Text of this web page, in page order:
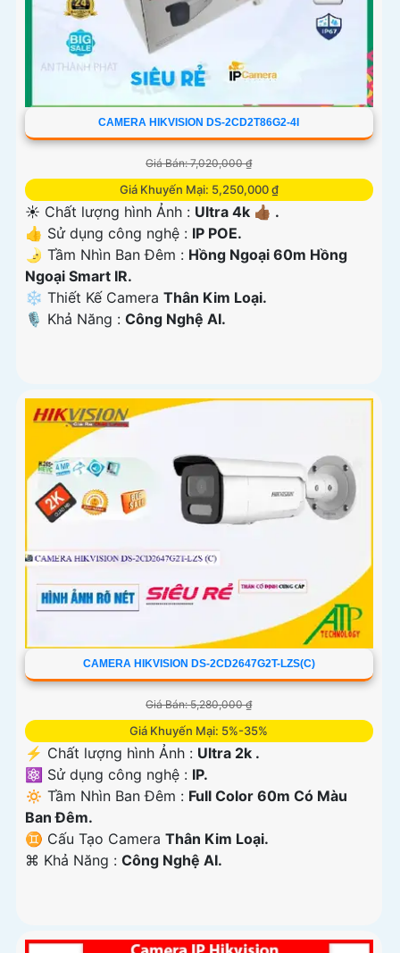
CAMERA HIKVISION DS-2CD2T86G2-4I
Giá Bán: 7,020,000 ₫
Giá Khuyến Mại: 5,250,000 ₫
☀️ Chất lượng hình Ảnh : Ultra 4k 👍🏾 .
👍 Sử dụng công nghệ : IP POE.
🌛 Tầm Nhìn Ban Đêm : Hồng Ngoại 60m Hồng
Ngoại Smart IR.
❄ Thiết Kế Camera Thân Kim Loại.
️🎙 Khả Năng : Công Nghệ AI.
CAMERA HIKVISION DS-2CD2647G2T-LZS(C)
Giá Bán: 5,280,000 ₫
Giá Khuyến Mại: 5%-35%
️⚡ Chất lượng hình Ảnh : Ultra 2k .
⚛️ Sử dụng công nghệ : IP.
🔅 Tầm Nhìn Ban Đêm : Full Color 60m Có Màu
Ban Đêm.
♊ Cấu Tạo Camera Thân Kim Loại.
️⌘ Khả Năng : Công Nghệ AI.